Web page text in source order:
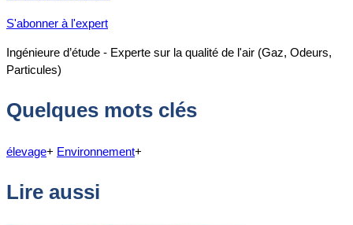
S'abonner à l'expert
Ingénieure d’étude - Experte sur la qualité de l'air (Gaz, Odeurs,
Particules)
Quelques mots clés
élevage+ Environnement+
Lire aussi